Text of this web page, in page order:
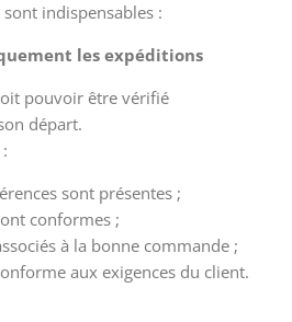
indispensables :
les expéditions
pouvoir être vérifié
départ.
sont présentes ;
conformes ;
à la bonne commande ;
aux exigences du client.